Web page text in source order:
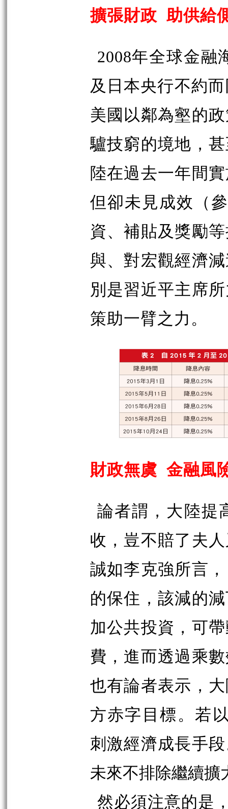
擴張財政 助供給
2008年全球金融
及日本央行不約
美國以鄰為壑的
驢技窮的境地，
陸在過去一年間
但卻未見成效（
資、補貼及獎勵
與、對宏觀經濟
別是習近平主席
策助一臂之力。
財政無虞 金融風
論者謂，大陸提
收，豈不賠了夫
誠如李克強所言
的保住，該減的
加公共投資，可
費，進而透過乘
也有論者表示，
方赤字目標。若
刺激經濟成長手
未來不排除繼續擴
然必須注意的是